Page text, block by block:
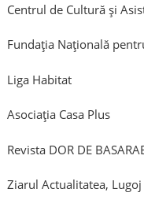
Centrul de Cultură şi
Fundația Națională
Liga Habitat
Asociația Casa Plus
Revista DOR DE
Ziarul Actualitatea, Lugoj